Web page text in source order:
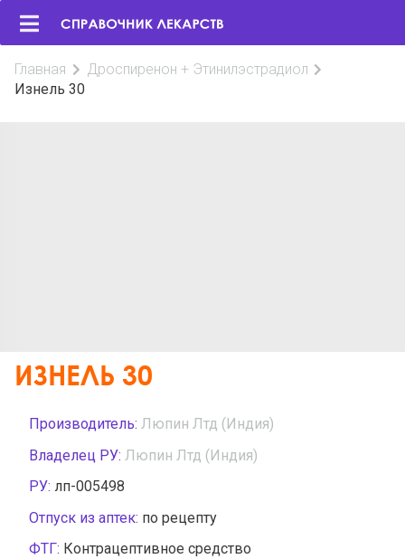
Главная
Дроспиренон + Этинилэстрадиол
Изнель 30
ИЗНЕЛЬ 30
Производитель: Люпин Лтд (Индия)
Владелец РУ: Люпин Лтд (Индия)
РУ: лп-005498
Отпуск из аптек: по рецепту
ФТГ: Контрацептивное средство